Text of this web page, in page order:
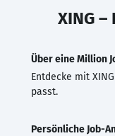
XING
Über eine Million
Entdecke mit
passt.
Persönliche Job-